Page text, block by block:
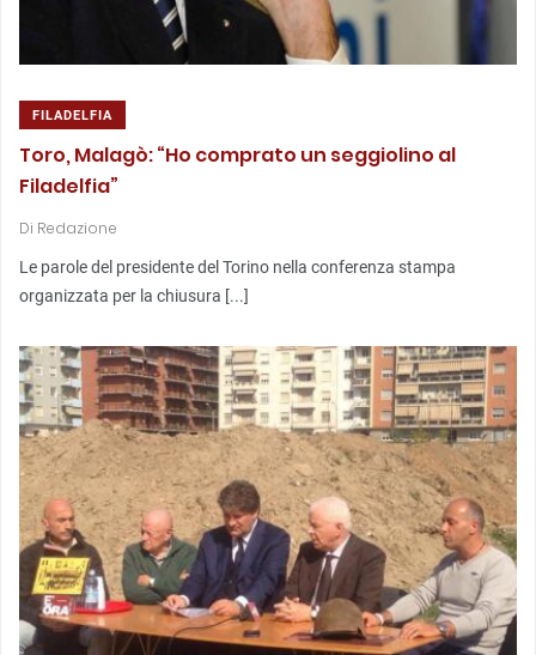
FILADELFIA
Toro, Malagò: “Ho comprato un seggiolino al
Filadelfia”
Di Redazione
Le parole del presidente del Torino nella conferenza stampa
organizzata per la chiusura [...]